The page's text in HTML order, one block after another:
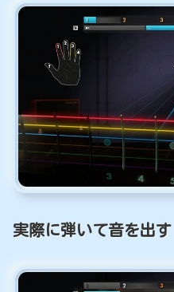
実際に弾いて音を出す